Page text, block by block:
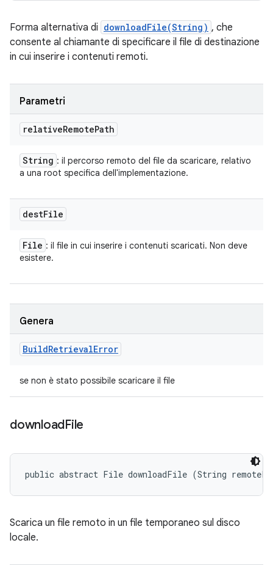
Forma alternativa di downloadFile(String) , che
consente al chiamante di specificare il file di destinazione
in cui inserire i contenuti remoti.
Parametri
relativeRemotePath
String : il percorso remoto del file da scaricare, relativo
a una root specifica dell'implementazione.
destFile
File : il file in cui inserire i contenuti scaricati. Non deve
esistere.
Genera
BuildRetrievalError
se non è stato possibile scaricare il file
downloadFile
public abstract File downloadFile (String
Scarica un file remoto in un file temporaneo sul disco
locale.